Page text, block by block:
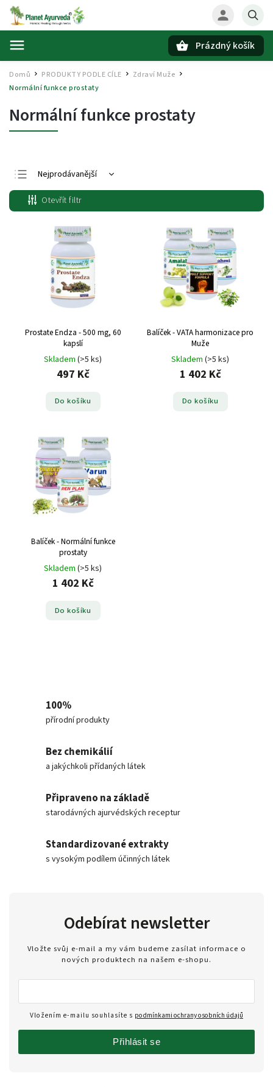
Prázdný košík
Domů / PRODUKTY PODLE CÍLE Zdraví Muže /
Normální funkce prostaty
Normální funkce prostaty
Nejprodávanější
Nejlevnější
Nejdražší
Abecedně
Otevřít filtr
Prostate Endza - 500 mg, 60
kapslí
Skladem (>5 ks)
497 Kč
Do košíku
Balíček - VATA harmonizace pro
Muže
Skladem (>5 ks)
1 402 Kč
Do košíku
Balíček - Normální funkce
prostaty
Skladem (>5 ks)
1 402 Kč
Do košíku
100%
přírodní produkty
Bez chemikálií
a jakýchkoli přídaných látek
Připraveno na základě
starodávných ajurvédských receptur
Standardizované extrakty
s vysokým podílem účinných látek
Odebírat newsletter
Vložte svůj e-mail a my vám budeme zasílat informace o
nových produktech na našem e-shopu.
Vložením e-mailu souhlasíte s podmínkami ochrany osobních údajů
Přihlásit se